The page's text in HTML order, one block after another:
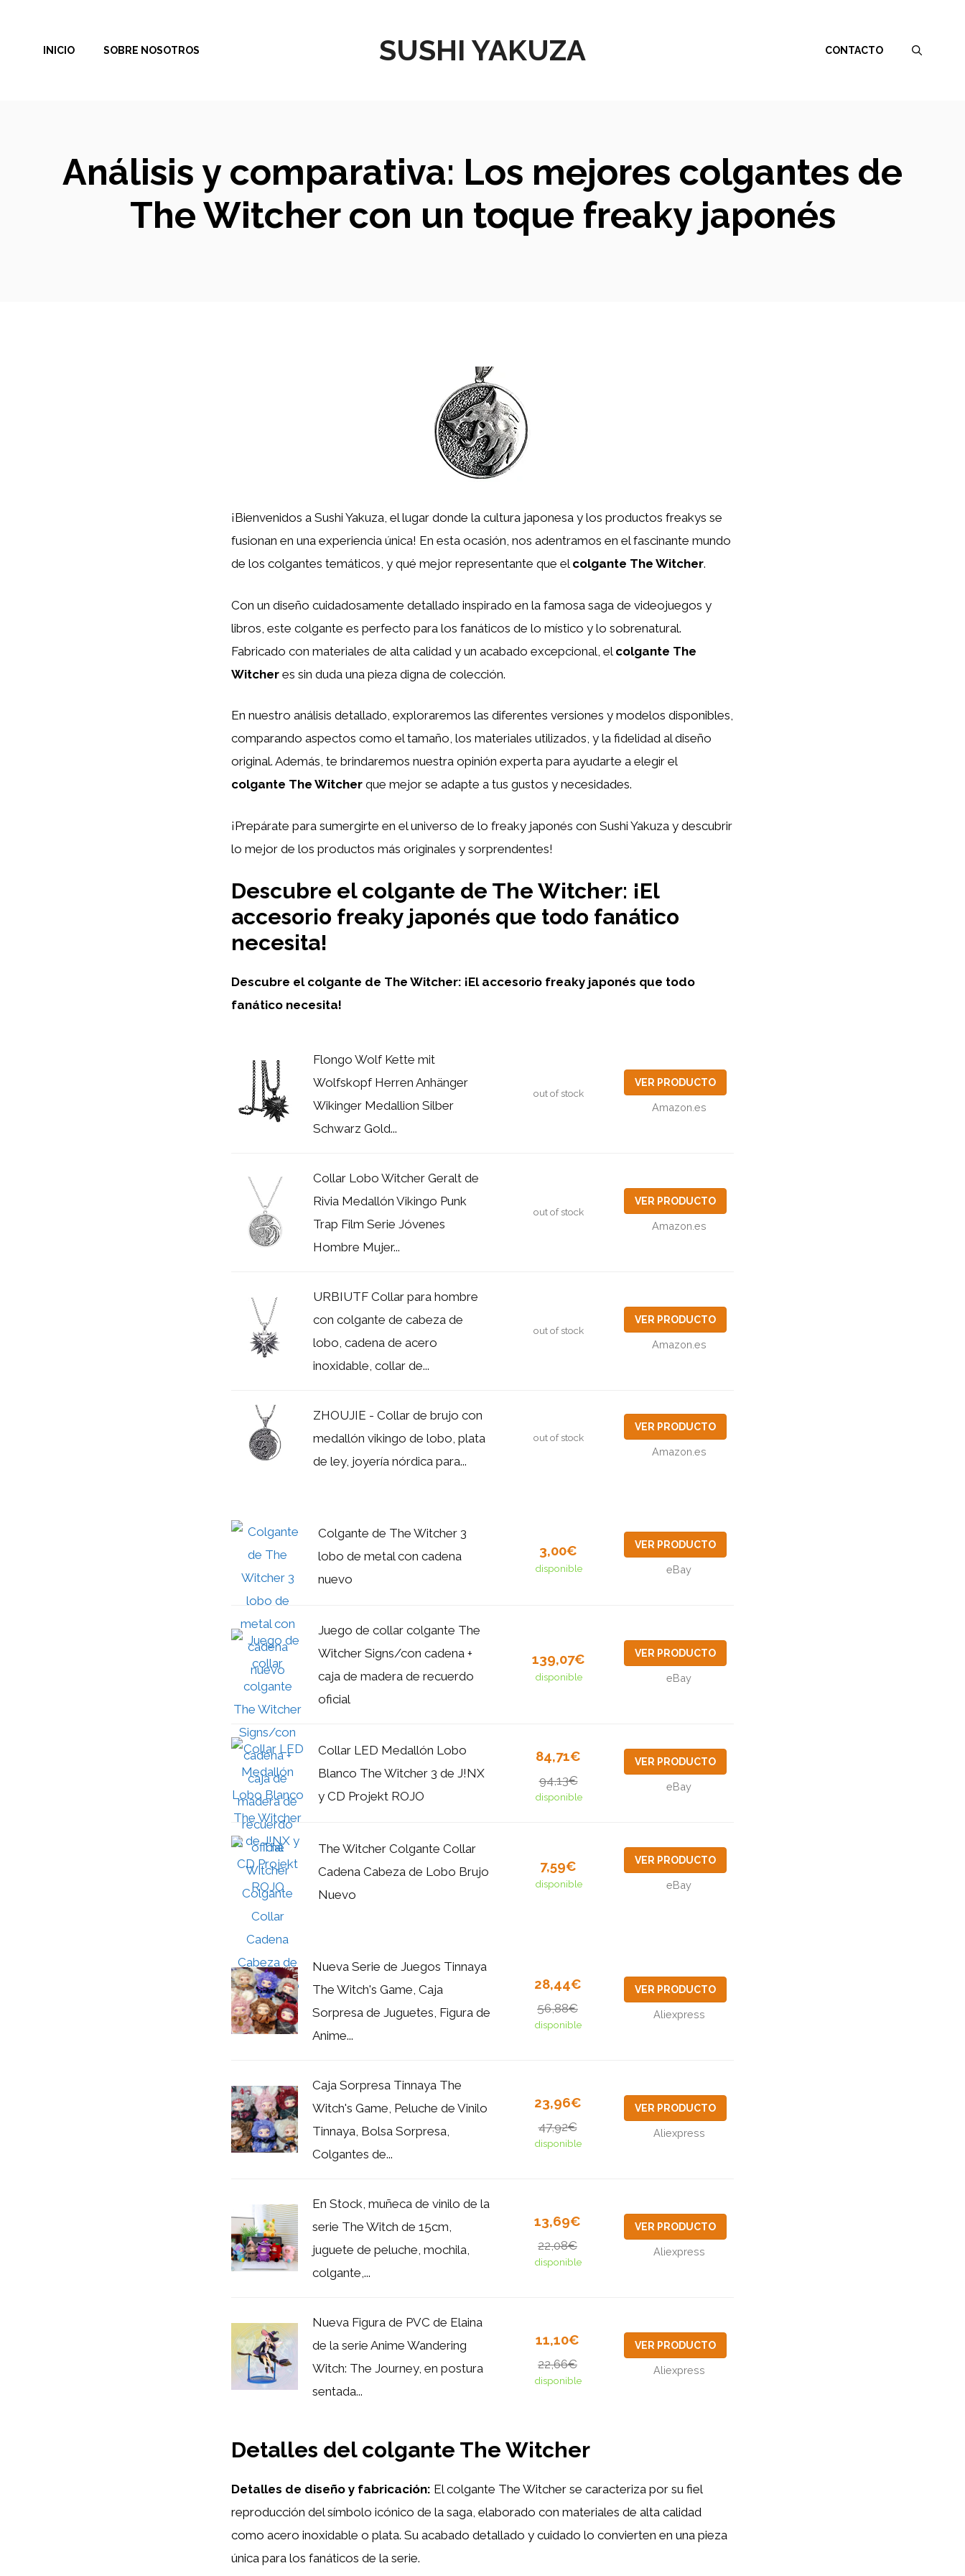
contenido
SUSHI YAKUZA
INICIO SOBRE NOSOTROS CONTACTO
Análisis y comparativa: Los mejores colgantes de
The Witcher con un toque freaky japonés
¡Bienvenidos a Sushi Yakuza, el lugar donde la cultura japonesa y los productos freakys se
fusionan en una experiencia única! En esta ocasión, nos adentramos en el fascinante mundo
de los colgantes temáticos, y qué mejor representante que el colgante The Witcher.
Con un diseño cuidadosamente detallado inspirado en la famosa saga de videojuegos y
libros, este colgante es perfecto para los fanáticos de lo místico y lo sobrenatural.
Fabricado con materiales de alta calidad y un acabado excepcional, el colgante The
Witcher es sin duda una pieza digna de colección.
En nuestro análisis detallado, exploraremos las diferentes versiones y modelos disponibles,
comparando aspectos como el tamaño, los materiales utilizados, y la fidelidad al diseño
original. Además, te brindaremos nuestra opinión experta para ayudarte a elegir el
colgante The Witcher que mejor se adapte a tus gustos y necesidades.
¡Prepárate para sumergirte en el universo de lo freaky japonés con Sushi Yakuza y descubrir
lo mejor de los productos más originales y sorprendentes!
Descubre el colgante de The Witcher: ¡El
accesorio freaky japonés que todo fanático
necesita!
Descubre el colgante de The Witcher: ¡El accesorio freaky japonés que todo
fanático necesita!
Flongo Wolf Kette mit
Wolfskopf Herren Anhänger
Wikinger Medallion Silber
Schwarz Gold...
out of stock
VER PRODUCTO
Amazon.es
Collar Lobo Witcher Geralt de
Rivia Medallón Vikingo Punk
Trap Film Serie Jóvenes
Hombre Mujer...
out of stock
VER PRODUCTO
Amazon.es
URBIUTF Collar para hombre
con colgante de cabeza de
lobo, cadena de acero
inoxidable, collar de...
out of stock
VER PRODUCTO
Amazon.es
ZHOUJIE - Collar de brujo con
medallón vikingo de lobo, plata
de ley, joyería nórdica para...
out of stock
VER PRODUCTO
Amazon.es
Colgante de The Witcher 3
lobo de metal con cadena
nuevo
3,00€
disponible
VER PRODUCTO
eBay
Juego de collar colgante The
Witcher Signs/con cadena +
caja de madera de recuerdo
oficial
139,07€
disponible
VER PRODUCTO
eBay
Collar LED Medallón Lobo
Blanco The Witcher 3 de J!NX
y CD Projekt ROJO
84,71€
94,13€
disponible
VER PRODUCTO
eBay
The Witcher Colgante Collar
Cadena Cabeza de Lobo Brujo
Nuevo
7,59€
disponible
VER PRODUCTO
eBay
Nueva Serie de Juegos Tinnaya
The Witch's Game, Caja
Sorpresa de Juguetes, Figura de
Anime...
28,44€
56,88€
disponible
VER PRODUCTO
Aliexpress
Caja Sorpresa Tinnaya The
Witch's Game, Peluche de Vinilo
Tinnaya, Bolsa Sorpresa,
Colgantes de...
23,96€
47,92€
disponible
VER PRODUCTO
Aliexpress
En Stock, muñeca de vinilo de la
serie The Witch de 15cm,
juguete de peluche, mochila,
colgante,...
13,69€
22,08€
disponible
VER PRODUCTO
Aliexpress
Nueva Figura de PVC de Elaina
de la serie Anime Wandering
Witch: The Journey, en postura
sentada...
11,10€
22,66€
disponible
VER PRODUCTO
Aliexpress
Detalles del colgante The Witcher
Detalles de diseño y fabricación: El colgante The Witcher se caracteriza por su fiel
reproducción del símbolo icónico de la saga, elaborado con materiales de alta calidad
como acero inoxidable o plata. Su acabado detallado y cuidado lo convierten en una pieza
única para los fanáticos de la serie.